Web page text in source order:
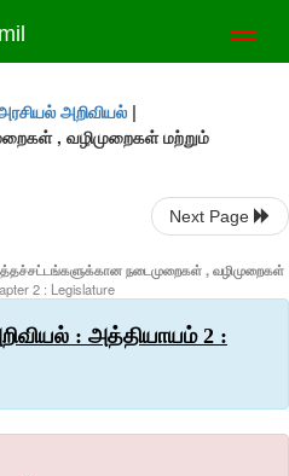
அறிவியல் |
, வழிமுறைகள் மற்றும்
Next Page
நடைமுறைகள் , வழிமுறைகள்
2 : Legislature
: அத்தியாயம் 2 :